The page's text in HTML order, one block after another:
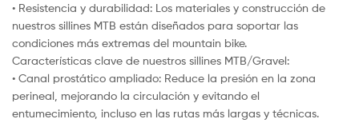
• Resistencia y durabilidad: Los materiales y construcción de
nuestros sillines MTB están diseñados para soportar las
condiciones más extremas del mountain bike.
Características clave de nuestros sillines MTB/Gravel:
• Canal prostático ampliado: Reduce la presión en la zona
perineal, mejorando la circulación y evitando el
entumecimiento, incluso en las rutas más largas y técnicas.